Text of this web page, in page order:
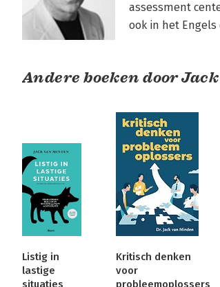
assessment
ook in het
Andere boeken door
Listig in
lastige
situaties
Kritisch denken
voor
probleemoplossers